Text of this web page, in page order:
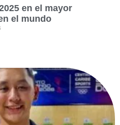
en el mayor
el mundo